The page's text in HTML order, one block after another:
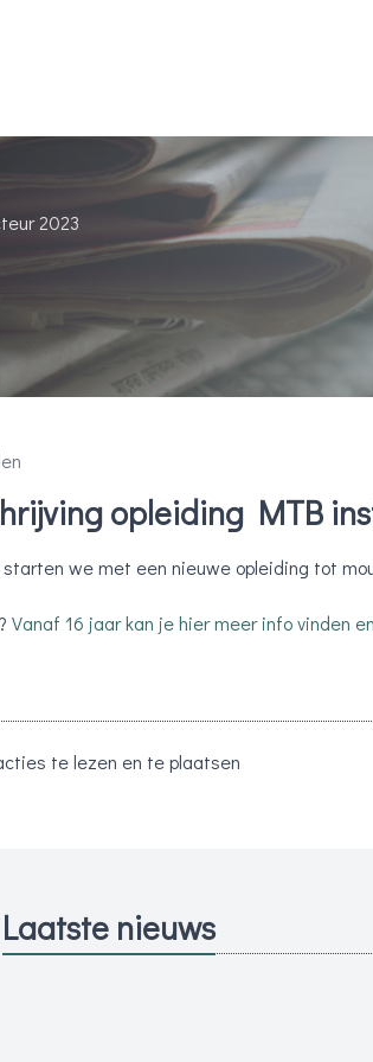
2023
opleiding MTB
we met een nieuwe opleiding tot
Vanaf 16 jaar kan je hier meer info vinden
te lezen en te plaatsen
Laatste nieuws